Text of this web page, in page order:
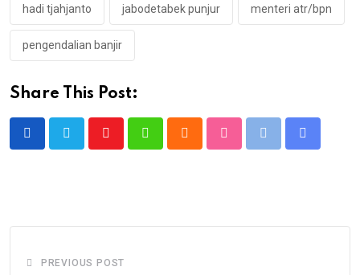
hadi tjahjanto jabodetabek punjur menteri atr/bpn
pengendalian banjir
Share This Post:
PREVIOUS POST